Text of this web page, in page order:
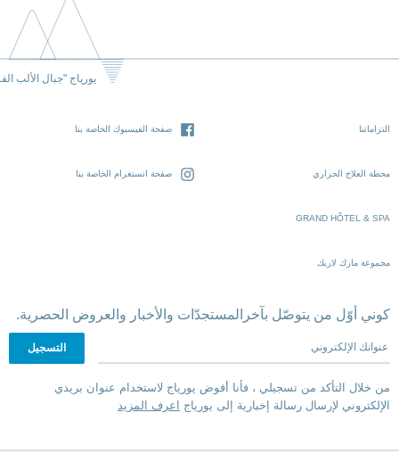
يورياج "جبال الألب
التزاماتنا
محطة العلاج الحراري
GRAND HÔTEL & SPA
مجموعة مارك لاريك
صفحة الفيسبوك الخاصة بنا
صفحة انستغرام الخاصة بنا
كوني أوّل من يتوصّل بآخرالمستجدّات والأخبار والعروض الحصرية.
عنوانك الإلكتروني
من خلال التأكد من تسجيلي ، فأنا أفوض يورياج لاستخدام عنوان بريدي
الإلكتروني لإرسال رسالة إخبارية إلى يورياج
اعرف المزيد